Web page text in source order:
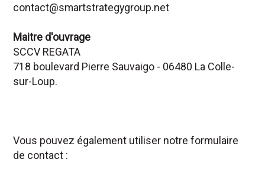
contact@smartstrategygroup.net
Maitre d'ouvrage
SCCV REGATA
718 boulevard Pierre Sauvaigo - 06480 La Colle-
sur-Loup.
Vous pouvez également utiliser notre formulaire
de contact :